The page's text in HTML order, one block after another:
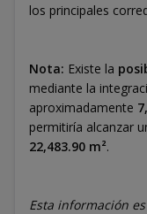
los principales
Nota: Existe la
mediante la
aproximadamente
permitiría alcanzar
22,483.90 m².
Esta información